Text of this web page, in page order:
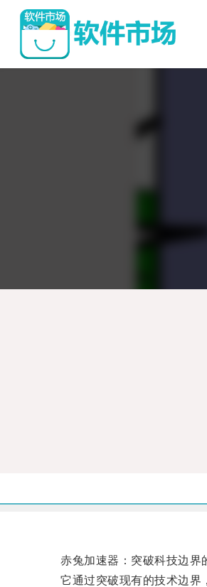
赤兔加速器：突破科技边界的
它通过突破现有的技术边界，